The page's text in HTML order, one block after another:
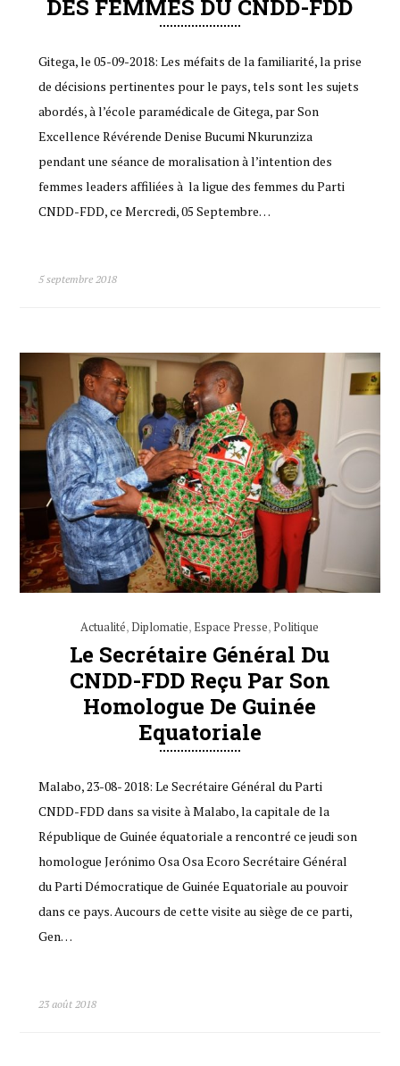
DES FEMMES DU CNDD-FDD
Gitega, le 05-09-2018: Les méfaits de la familiarité, la prise
de décisions pertinentes pour le pays, tels sont les sujets
abordés, à l’école paramédicale de Gitega, par Son
Excellence Révérende Denise Bucumi Nkurunziza
pendant une séance de moralisation à l’intention des
femmes leaders affiliées à la ligue des femmes du Parti
CNDD-FDD, ce Mercredi, 05 Septembre…
5 septembre 2018
Actualité,Diplomatie,Espace Presse,Politique
Le Secrétaire Général Du
CNDD-FDD Reçu Par Son
Homologue De Guinée
Equatoriale
Malabo, 23-08- 2018: Le Secrétaire Général du Parti
CNDD-FDD dans sa visite à Malabo, la capitale de la
République de Guinée équatoriale a rencontré ce jeudi son
homologue Jerónimo Osa Osa Ecoro Secrétaire Général
du Parti Démocratique de Guinée Equatoriale au pouvoir
dans ce pays. Aucours de cette visite au siège de ce parti,
Gen…
23 août 2018